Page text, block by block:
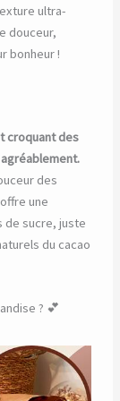
ultra-
douceur,
bonheur !
croquant des
des
une
de sucre, juste
du cacao
? 💕